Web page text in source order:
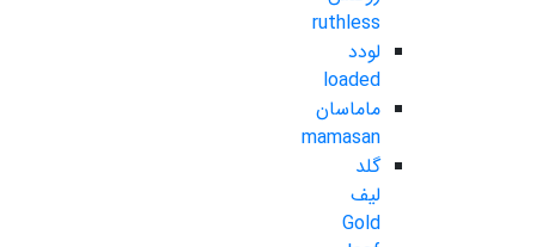
ruthless
لودد
loaded
ماماسان
mamasan
گلد
لیف
Gold